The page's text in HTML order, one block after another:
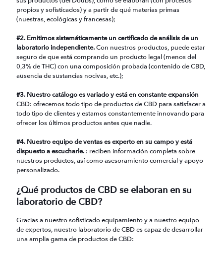
propios y sofisticados) y a partir de qué materias primas
(nuestras, ecológicas y francesas);
#2. Emitimos sistemáticamente un certificado de análisis de un
laboratorio independiente.Con nuestros productos, puede estar
seguro de que está comprando un producto legal (menos del
0,3% de THC) con una composición probada (contenido de CBD,
ausencia de sustancias nocivas, etc.);
#3. Nuestro catálogo es variado y está en constante expansión
CBD: ofrecemos todo tipo de productos de CBD para satisfacer a
todo tipo de clientes y estamos constantemente innovando para
ofrecer los últimos productos antes que nadie.
#4. Nuestro equipo de ventas es experto en su campo y está
dispuesto a escucharle. : reciben información completa sobre
nuestros productos, así como asesoramiento comercial y apoyo
personalizado.
¿Qué productos de CBD se elaboran en su
laboratorio de CBD?
Gracias a nuestro sofisticado equipamiento y a nuestro equipo
de expertos, nuestro laboratorio de CBD es capaz de desarrollar
una amplia gama de productos de CBD: